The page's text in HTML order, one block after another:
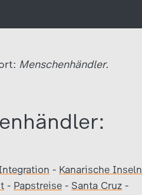
Menschenhändler.
- Kanarische Inseln
- Papstreise - Santa Cruz -